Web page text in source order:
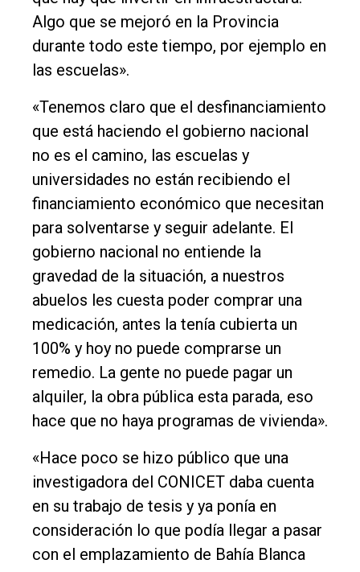
Algo que se mejoró en la Provincia
durante todo este tiempo, por ejemplo en
las escuelas».
«Tenemos claro que el desfinanciamiento
que está haciendo el gobierno nacional
no es el camino, las escuelas y
universidades no están recibiendo el
financiamiento económico que necesitan
para solventarse y seguir adelante. El
gobierno nacional no entiende la
gravedad de la situación, a nuestros
abuelos les cuesta poder comprar una
medicación, antes la tenía cubierta un
100% y hoy no puede comprarse un
remedio. La gente no puede pagar un
alquiler, la obra pública esta parada, eso
hace que no haya programas de vivienda».
«Hace poco se hizo público que una
investigadora del CONICET daba cuenta
en su trabajo de tesis y ya ponía en
consideración lo que podía llegar a pasar
con el emplazamiento de Bahía Blanca